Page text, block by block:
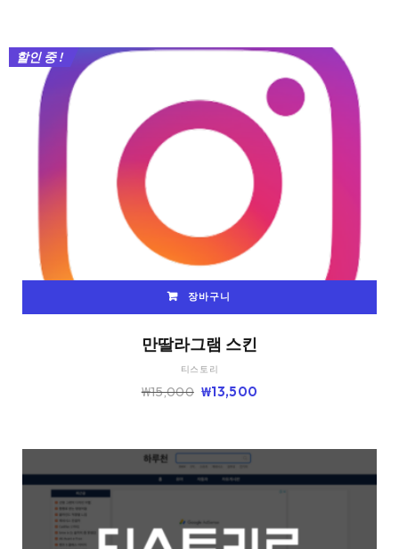
할인 중 !
장바구니
만딸라그램 스킨
티스토리
₩15,000 원
격:
₩15,000.
₩13,500
격: